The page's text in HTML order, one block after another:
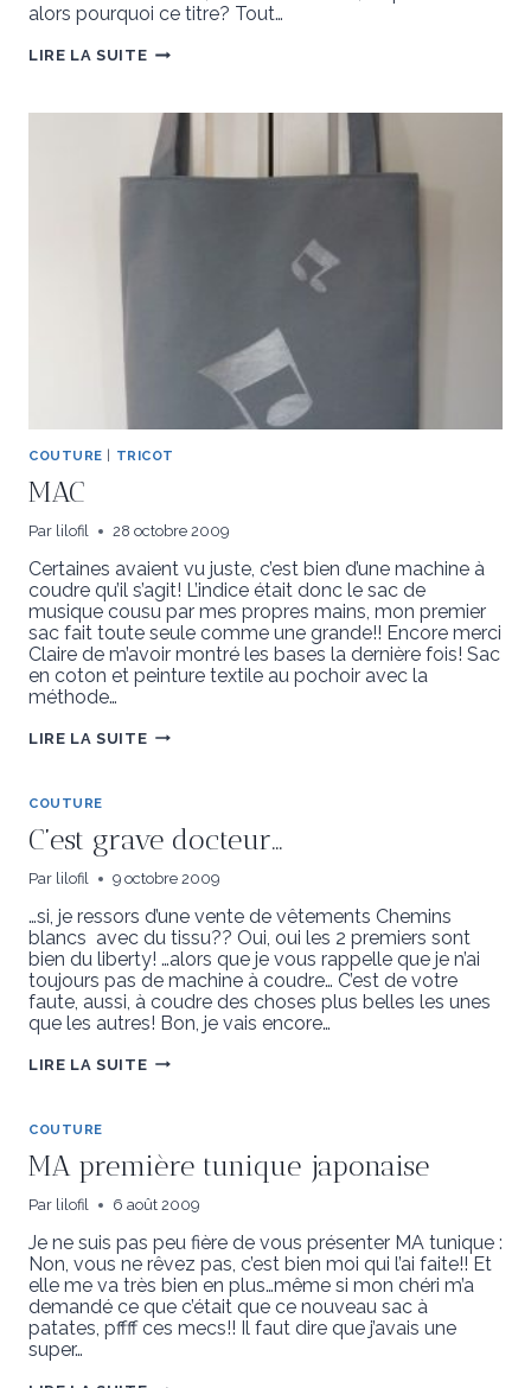
alors pourquoi ce titre? Tout…
LIRE LA SUITEMON
NEIGE
COUTURE | TRICOT
MAC
Par lilofil 28 octobre 2009
Certaines avaient vu juste, c’est bien d’une machine à
coudre qu’il s’agit! L’indice était donc le sac de
musique cousu par mes propres mains, mon premier
sac fait toute seule comme une grande!! Encore merci
Claire de m’avoir montré les bases la dernière fois! Sac
en coton et peinture textile au pochoir avec la
méthode…
LIRE LA SUITEMAC
COUTURE
C’est grave docteur…
Par lilofil 9 octobre 2009
…si, je ressors d’une vente de vêtements Chemins
blancs avec du tissu?? Oui, oui les 2 premiers sont
bien du liberty! …alors que je vous rappelle que je n’ai
toujours pas de machine à coudre… C’est de votre
faute, aussi, à coudre des choses plus belles les unes
que les autres! Bon, je vais encore…
LIRE LA SUITEC’EST
COUTURE
MA première tunique japonaise
Par lilofil 6 août 2009
Je ne suis pas peu fière de vous présenter MA tunique :
Non, vous ne rêvez pas, c’est bien moi qui l’ai faite!! Et
elle me va très bien en plus…même si mon chéri m’a
demandé ce que c’était que ce nouveau sac à
patates, pffff ces mecs!! Il faut dire que j’avais une
super…